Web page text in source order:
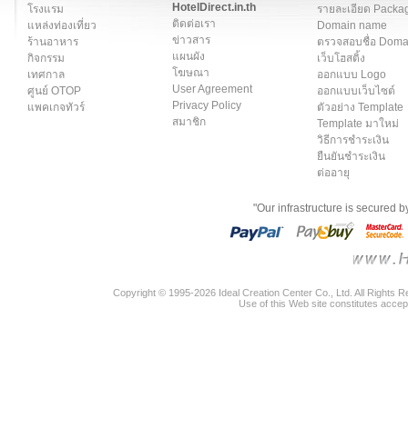
โรงแรม
แหล่งท่องเที่ยว
ร้านอาหาร
กิจกรรม
เทศกาล
ศูนย์ OTOP
แพคเกจทัวร์
HotelDirect.in.th
ติดต่อเรา
ข่าวสาร
แผนผัง
โฆษณา
User Agreement
Privacy Policy
สมาชิก
รายละเอียด
Domain name
ตรวจสอบชื่อ
เว็บโฮสติ้ง
ออกแบบ Logo
ออกแบบเว็บไซต์
ตัวอย่าง Template
Template มาใหม่
วิธีการชำระเงิน
ยืนยันชำระเงิน
ต่ออายุ
"Our infrastructure is secured
Copyright © 1995-2026 Ideal Creation Center Co., Ltd. All Rights
Use of this Web site constitutes